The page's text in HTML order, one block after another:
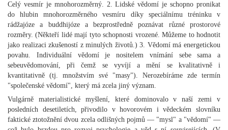
Celý vesmír je mnohorozměrný. 2. Lidské vědomí je schopno pronikat
do hlubin mnohorozměrného vesmíru díky speciálnímu tréninku v
rádžajóze a buddhijóze a bezprostředně poznávat různé prostorové
rozměry. (Někteří lidé mají tyto schopnosti vrozené. Můžeme to hodnotit
jako realizaci zkušeností z minulých životů.) 3. Vědomí má energetickou
povahu. Individuální vědomí je nositelem vnímání sebe sama a
sebeuvědomování, při čemž se vyvíjí a mění se kvalitativně i
kvantitativně (tj. množstvím své "masy"). Nerozebíráme zde termín
"společenské vědomí", který má zcela jiný význam.
Vulgárně materialistické myšlení, které dominovalo v naší zemi v
posledních desetiletích, přivodilo v hovorovém i vědeckém slovníku
faktické ztotožnění dvou zcela odlišných pojmů — "mysl" a "vědomí" —